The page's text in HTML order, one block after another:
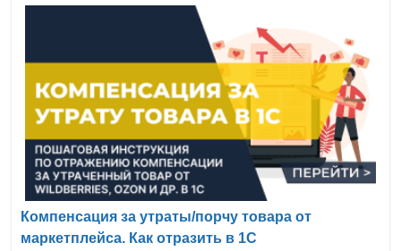
Компенсация за утраты/порчу товара от
маркетплейса. Как отразить в 1С